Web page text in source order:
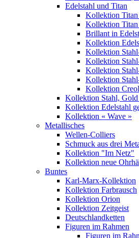
Edelstahl und Titan
Kollektion
Kollektion
Brillant in
Kollektion
Kollektion
Kollektion
Kollektion
Kollektion
Kollektion
Kollektion Stahl,
Kollektion Edelstahl
Kollektion « Wave »
Metallisches
Wellen-Colliers
Schmuck aus drei
Kollektion "Im Netz"
Kollektion neue
Buntes
Karl-Marx-Kollektion
Kollektion Farbrausch
Kollektion Orion
Kollektion Zeitgeist
Deutschlandketten
Figuren im Rahmen
Figuren im